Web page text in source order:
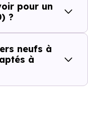
Prix
pour un
?
neufs à
à